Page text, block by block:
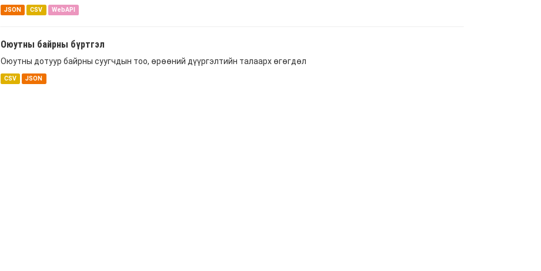
JSON CSV WebAPI
Оюутны байрны бүртгэл
Оюутны дотуур байрны суугчдын тоо, өрөөний дүүргэлтийн талаарх өгөгдөл
CSV JSON